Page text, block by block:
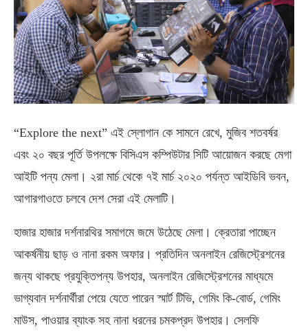
“Explore the next” এই স্লোগান কে সামনে রেখে, মুজিব শতবর্ষর
এবং ২০ বছর পূর্তি উপলক্ষে বিসিএস কম্পিউটার সিটি আয়োজন করছে মেগা
আইটি পন্য মেলা। ২রা মার্চ থেকে ৭ই মার্চ ২০২০ পর্যন্ত আইডিবি ভবন,
আগারগাওতে চলবে দেশ সেরা এই মেলাটি।
হাজার হাজার দর্শনারথির সমাগমে জমে উঠেছে মেলা। ক্রেতারা পাচ্ছেন
আকর্ষনীয় ছাড় ও নানা রকম অফার। প্রতিদিন অনলাইন রেজিস্ট্রেশনের
জন্য থাকছে প্রযুক্তিপন্য উপহার, অনলাইন রেজিস্ট্রেশনের মাধ্যমে
ভাগ্যবান দর্শনার্থীরা পেয়ে যেতে পারেন স্মার্ট টিভি, গেমিং কি-বোর্ড, গেমিং
মাউস, পাওয়ার ব্যাংক সহ নানা ধরনের চমকপ্রদ উপহার। সেলফি